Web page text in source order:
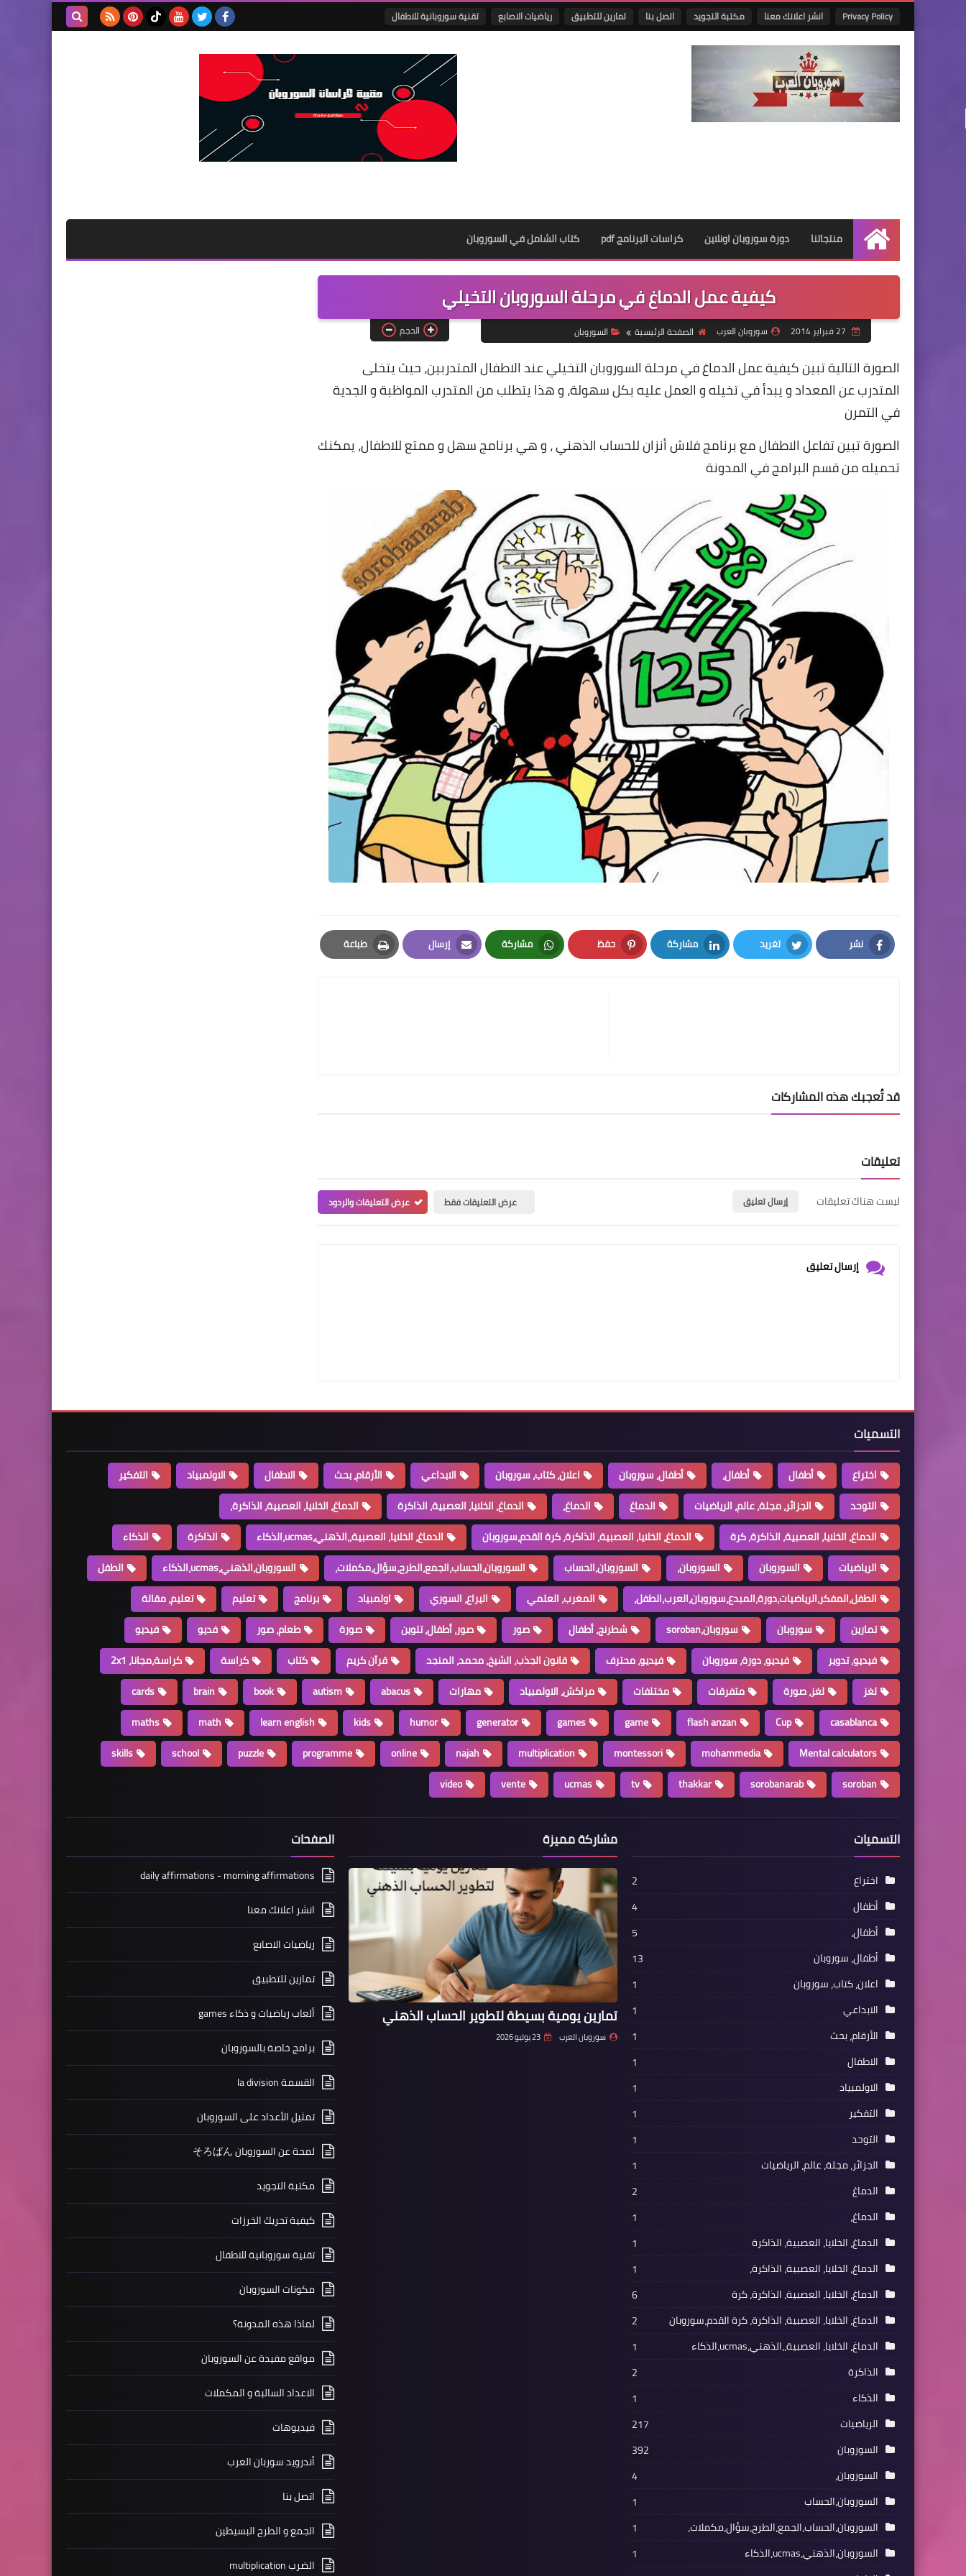
Privacy Policy انشر اعلانك معنا مكتبة التجويد اتصل بنا تمارين للتطبيق رياضيات الاصابع تقنية سوروبانية للاطفال
الرئيسية
منتجاتنا دورة سوروبان اونلاين كراسات البرنامج pdf كتاب الشامل في السوروبان
كيفية عمل الدماغ في مرحلة السوروبان التخيلي
سوروبان العرب الصفحة الرئيسية السوروبان الحجم
الصورة التالية تبين كيفية عمل الدماغ في مرحلةالسوروبانالتخيلي عند الاطفال المتدربين، حيث يتخلى
المتدرب عن المعداد و يبدأ في تخيله و العمل عليه بكل سهولة، و هذا يتطلب من المتدرب المواظبة و الجدية
في التمرن
الصورة تبين تفاعل الاطفال مع برنامج فلاش أنزان للحساب الذهني ، و هي برنامج سهل و ممتع للاطفال، يمكنك
تحميله من قسم البرامج في المدونة
نشر
Facebook
تغريد
Twitter
مشاركة
LinkedIn
حفظ
Pinterest
مشاركة
Whatsapp
إرسال
Email
طباعة
Print
قد تُعجبك هذه المشاركات
تعليقات
ليست هناك تعليقات إرسال تعليق عرض التعليقات فقط عرض التعليقات والردود
إرسال تعليق
التسميات
اختراع أطفال أطفال، أطفال، سوروبان اعلان، كتاب، سوروبان الابداعي الأرقام، بحث الاطفال الاولمبياد
التفكير
التوحد
الجزائر، مجلة، عالم، الرياضيات الدماغ الدماغ، الدماغ، الخلايا، العصبية، الذاكرة
الدماغ، الخلايا، العصبية، الذاكرة،
الدماغ، الخلايا، العصبية، الذاكرة، كرة
الدماغ، الخلايا، العصبية، الذاكرة، كرة القدم،سوروبان الدماغ، الخلايا، العصبية،،الذهني،ucmas،الذكاء الذاكرة
الذكاء
الرياضيات
السوروبان السوروبان، السوروبان،الحساب السوروبان،الحساب،الجمع،الطرح،سؤال،مكملات، السوروبان،الذهني،ucmas،الذكاء
الطفل
الطفل،المفكر،الرياضيات،دورة،المبدع،سوروبان،العرب،الطفل،
المغرب، العلمي اليراع، السوري اولمبياد برنامج تعليم
تعليم، مقالة
تمارين
سوروبان سوروبان،soroban شطرنج، أطفال صور صور، أطفال، تلوين صورة طعام، صور فديو
فيديو
فيديو، تدوير
فيديو، دورة، سوروبان فيديو، محترف قانون الجذب، الشيخ، محمد، المنجد قرآن كريم كتاب كراسة
كراسة،مجانا، 2x1
لغز
لغز، صورة متفرقات مختلفات مراكش، الاولمبياد مهارات abacus
autism
book
brain
cards
casablanca
Cup
flash anzan
game
games
generator
humor
kids
learn english
math
maths
Mental calculators
mohammedia
montessori
multiplication
najah
online
programme
puzzle
school
skills
soroban
sorobanarab
thakkar
tv
ucmas
vente
video
التسميات
اختراع
2
أطفال
4
أطفال،
5
أطفال، سوروبان
13
اعلان، كتاب، سوروبان
1
الابداعي
1
الأرقام، بحث
1
الاطفال
1
الاولمبياد
1
التفكير
1
التوحد
1
الجزائر، مجلة، عالم، الرياضيات
1
الدماغ
2
الدماغ،
1
الدماغ، الخلايا، العصبية، الذاكرة
1
الدماغ، الخلايا، العصبية، الذاكرة،
1
الدماغ، الخلايا، العصبية، الذاكرة، كرة
6
الدماغ، الخلايا، العصبية، الذاكرة، كرة القدم،سوروبان
2
الدماغ، الخلايا، العصبية،،الذهني،ucmas،الذكاء
1
الذاكرة
2
الذكاء
1
الرياضيات
217
السوروبان
392
السوروبان،
4
السوروبان،الحساب
1
السوروبان،الحساب،الجمع،الطرح،سؤال،مكملات،
1
السوروبان،الذهني،ucmas،الذكاء
1
مشاركة مميزة
تمارين يومية بسيطة لتطوير الحساب الذهني
سوروبان العرب 23 يوليو 2026
الصفحات
daily affirmations - morning affirmations
انشر اعلانك معنا
رياضيات الاصابع
تمارين للتطبيق
ألعاب رياضيات و ذكاء games
برامج خاصة بالسوروبان
القسمة la division
تمثيل الأعداد على السوروبان
لمحة عن السوروبان そろばん
مكتبة التجويد
كيفية تحريك الخرزات
تقنية سوروبانية للاطفال
مكونات السوروبان
لماذا هذه المدونة؟
مواقع مفيدة عن السوروبان
الاعداد السالبة و المكملات
فيديوهات
أندرويد سوربان العرب
اتصل بنا
الجمع و الطرح البسيطين
الضرب multiplication